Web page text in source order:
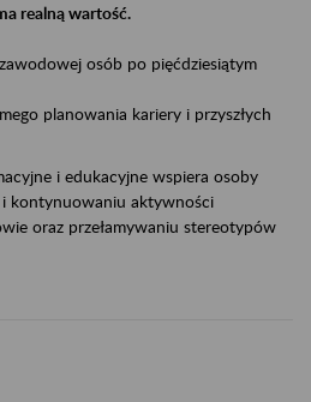
realną wartość.
osób po pięćdziesiątym
planowania kariery i przyszłych
i edukacyjne wspiera osoby
kontynuowaniu aktywności
oraz przełamywaniu stereotypów